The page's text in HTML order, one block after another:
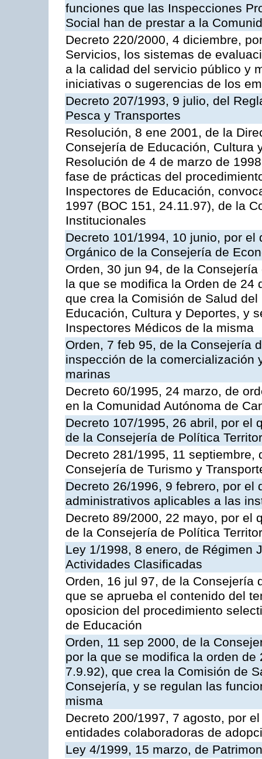
funciones que las Inspecciones
Social han de prestar a la
Decreto 220/2000, 4 diciembre,
Servicios, los sistemas de
a la calidad del servicio público y
iniciativas o sugerencias de los
Decreto 207/1993, 9 julio, del
Pesca y Transportes
Resolución, 8 ene 2001, de la
Consejería de Educación, Cultura
Resolución de 4 de marzo de
fase de prácticas del
Inspectores de Educación,
1997 (BOC 151, 24.11.97), de la
Institucionales
Decreto 101/1994, 10 junio, por
Orgánico de la Consejería de
Orden, 30 jun 94, de la
la que se modifica la Orden de 24
que crea la Comisión de Salud
Educación, Cultura y Deportes, y
Inspectores Médicos de la misma
Orden, 7 feb 95, de la Consejería
inspección de la comercialización
marinas
Decreto 60/1995, 24 marzo, de
en la Comunidad Autónoma de
Decreto 107/1995, 26 abril, por el
de la Consejería de Política
Decreto 281/1995, 11
Consejería de Turismo y
Decreto 26/1996, 9 febrero, por
administrativos aplicables a las
Decreto 89/2000, 22 mayo, por el
de la Consejería de Política
Ley 1/1998, 8 enero, de Régimen
Actividades Clasificadas
Orden, 16 jul 97, de la Consejería
que se aprueba el contenido del
oposicion del procedimiento
de Educación
Orden, 11 sep 2000, de la
por la que se modifica la orden
7.9.92), que crea la Comisión de
Consejería, y se regulan las
misma
Decreto 200/1997, 7 agosto, por
entidades colaboradoras de
Ley 4/1999, 15 marzo, de